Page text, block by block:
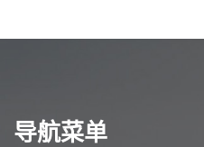
导航菜单